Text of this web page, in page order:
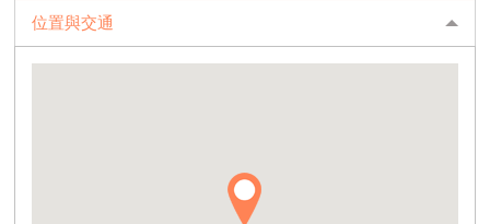
位置與交通